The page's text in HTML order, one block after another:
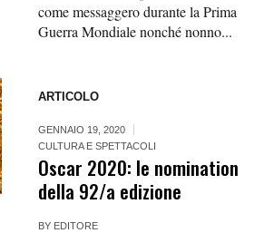
come messaggero durante la Prima
Guerra Mondiale nonché nonno...
ARTICOLO
GENNAIO 19, 2020
CULTURA E SPETTACOLI
Oscar 2020: le nomination
della 92/a edizione
BY EDITORE